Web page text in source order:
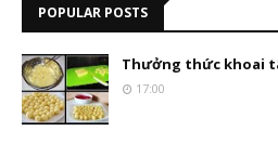
POPULAR POSTS
Thưởng thức khoai
17:00